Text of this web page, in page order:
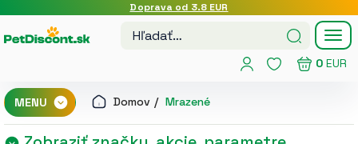
Doprava od 3.8 EUR
0 EUR
MENU Domov Mrazené